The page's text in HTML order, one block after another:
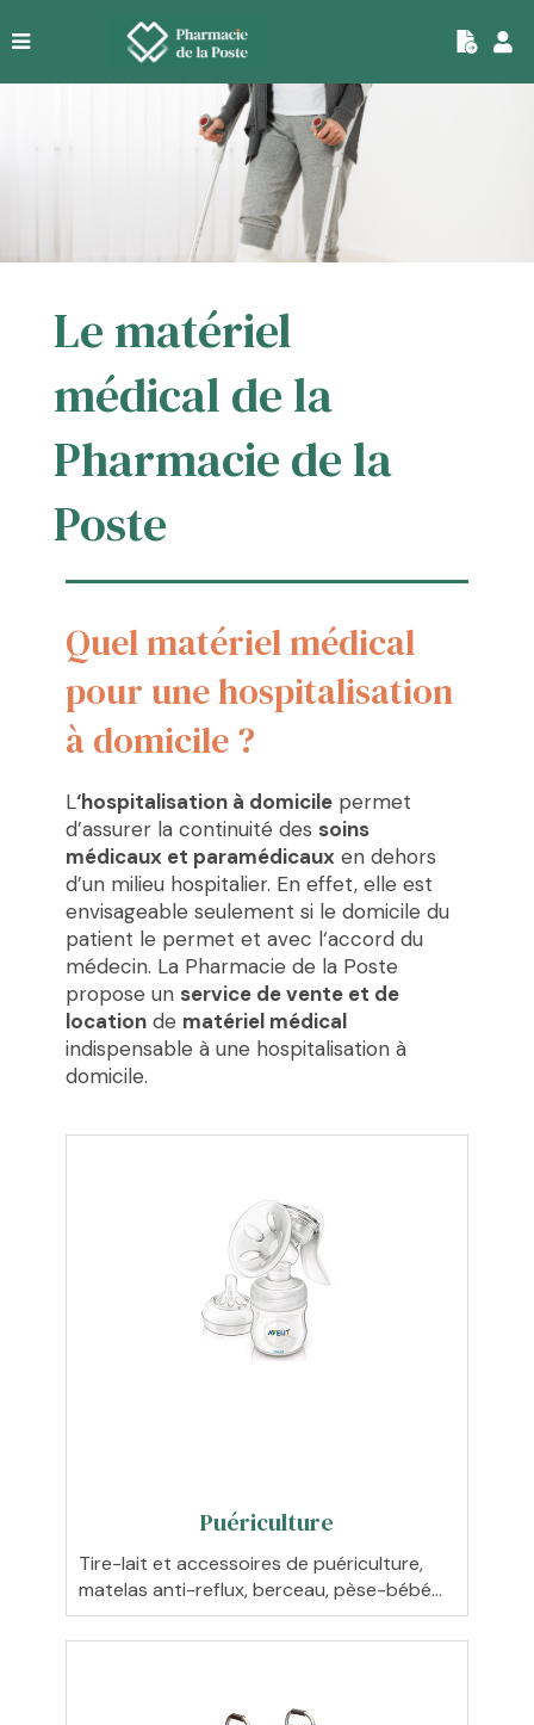
Le matériel
médical de la
Pharmacie de la
Poste
Quel matériel médical
pour une hospitalisation
à domicile ?
L‘hospitalisation à domicilepermet
d’assurer la continuité des soins
médicaux et paramédicaux en dehors
d’un milieu hospitalier. En effet, elle est
envisageable seulement si le domicile du
patient le permet et avec l‘accord du
médecin. La Pharmacie de la Poste
propose un service de vente et de
locationde matériel médical
indispensable à une hospitalisation à
domicile.
Puériculture
Tire-lait et accessoires de puériculture,
matelas anti-reflux, berceau, pèse-bébé…